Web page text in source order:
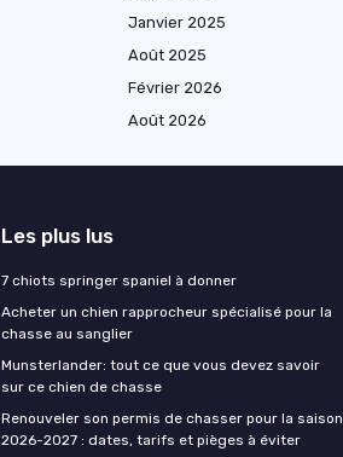
Janvier 2025
Août 2025
Février 2026
Août 2026
Les plus lus
7 chiots springer spaniel à donner
Acheter un chien rapprocheur spécialisé pour la
chasse au sanglier
Munsterlander: tout ce que vous devez savoir
sur ce chien de chasse
Renouveler son permis de chasser pour la saison
2026-2027 : dates, tarifs et pièges à éviter